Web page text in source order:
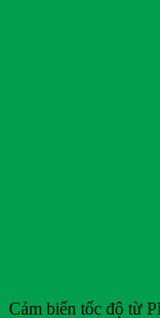
Cảm biến tốc độ từ